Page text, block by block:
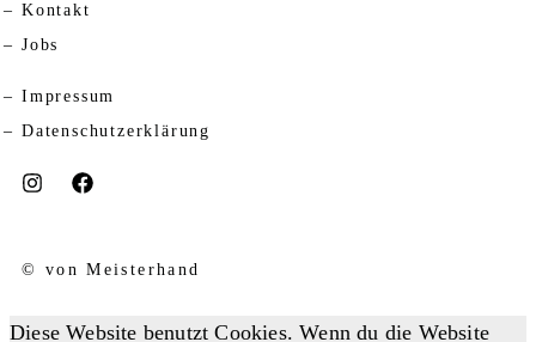
Kontakt
Jobs
Impressum
Datenschutzerklärung
© von Meisterhand
Diese Website benutzt Cookies. Wenn du die Website